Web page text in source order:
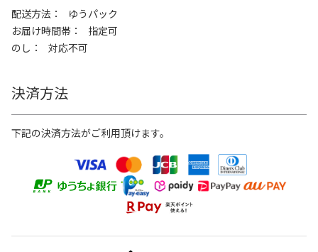
配送方法
ゆうパック
お届け時間帯
指定可
のし
対応不可
決済方法
下記の決済方法がご利用頂けます。